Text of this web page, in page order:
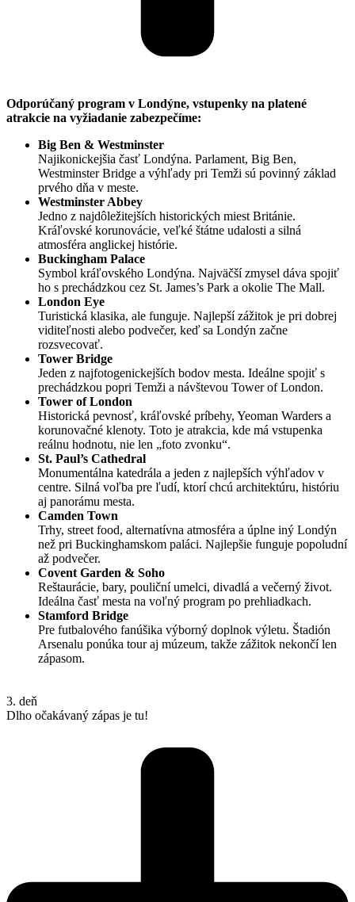
Odporúčaný program v Londýne, vstupenky na platené
atrakcie na vyžiadanie zabezpečíme:
Big Ben & Westminster
Najikonickejšia časť Londýna. Parlament, Big Ben,
Westminster Bridge a výhľady pri Temži sú povinný základ
prvého dňa v meste.
Westminster Abbey
Jedno z najdôležitejších historických miest Británie.
Kráľovské korunovácie, veľké štátne udalosti a silná
atmosféra anglickej histórie.
Buckingham Palace
Symbol kráľovského Londýna. Najväčší zmysel dáva spojiť
ho s prechádzkou cez St. James’s Park a okolie The Mall.
London Eye
Turistická klasika, ale funguje. Najlepší zážitok je pri dobrej
viditeľnosti alebo podvečer, keď sa Londýn začne
rozsvecovať.
Tower Bridge
Jeden z najfotogenickejších bodov mesta. Ideálne spojiť s
prechádzkou popri Temži a návštevou Tower of London.
Tower of London
Historická pevnosť, kráľovské príbehy, Yeoman Warders a
korunovačné klenoty. Toto je atrakcia, kde má vstupenka
reálnu hodnotu, nie len „foto zvonku“.
St. Paul’s Cathedral
Monumentálna katedrála a jeden z najlepších výhľadov v
centre. Silná voľba pre ľudí, ktorí chcú architektúru, históriu
aj panorámu mesta.
Camden Town
Trhy, street food, alternatívna atmosféra a úplne iný Londýn
než pri Buckinghamskom paláci. Najlepšie funguje popoludní
až podvečer.
Covent Garden & Soho
Reštaurácie, bary, pouliční umelci, divadlá a večerný život.
Ideálna časť mesta na voľný program po prehliadkach.
Stamford Bridge
Pre futbalového fanúšika výborný doplnok výletu. Štadión
Arsenalu ponúka tour aj múzeum, takže zážitok nekončí len
zápasom.
3. deň
Dlho očakávaný zápas je tu!